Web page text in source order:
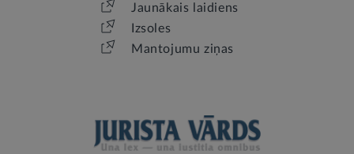
Jaunākais laidiens
Izsoles
Mantojumu ziņas